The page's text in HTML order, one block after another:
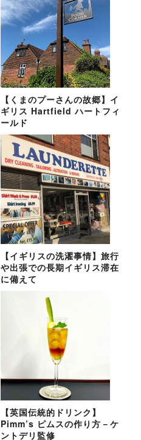
【くまのプーさんの故郷】イ
ギリス Hartfield ハートフィ
ールド
【イギリスの洗濯事情】旅行
や出張での長期イギリス滞在
に備えて
【英国伝統的ドリンク】
Pimm’s ピムスの作り方－ケ
ントデリ監修